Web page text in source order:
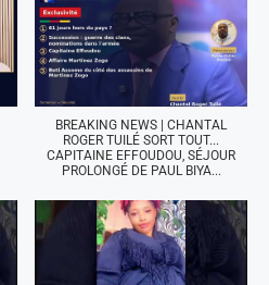
BREAKING NEWS | CHANTAL
ROGER TUILÉ SORT TOUT...
CAPITAINE EFFOUDOU, SÉJOUR
PROLONGÉ DE PAUL BIYA...